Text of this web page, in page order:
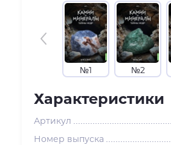
№1 №2
Характеристики
Артикул
Номер выпуска